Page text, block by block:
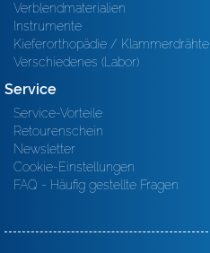
Verblendmaterialien
Instrumente
Kieferorthopädie / Klammerdrähte
Verschiedenes (Labor)
Service
Service-Vorteile
Retourenschein
Newsletter
Cookie-Einstellungen
FAQ - Häufig gestellte Fragen